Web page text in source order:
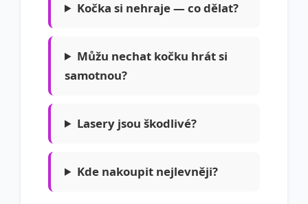
Kočka si nehraje — co dělat?
Můžu nechat kočku hrát si
samotnou?
Lasery jsou škodlivé?
Kde nakoupit nejlevněji?